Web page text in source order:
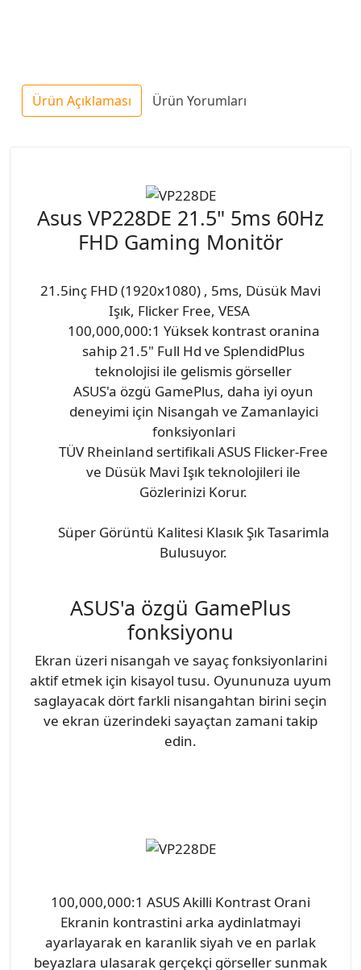
Ürün Açıklaması Ürün Yorumları
Asus VP228DE 21.5" 5ms 60Hz
FHD Gaming Monitör
21.5inç FHD (1920x1080) , 5ms, Düsük Mavi
Işık, Flicker Free, VESA
100,000,000:1 Yüksek kontrast oranina
sahip 21.5" Full Hd ve SplendidPlus
teknolojisi ile gelismis görseller
ASUS'a özgü GamePlus, daha iyi oyun
deneyimi için Nisangah ve Zamanlayici
fonksiyonlari
TÜV Rheinland sertifikali ASUS Flicker-Free
ve Düsük Mavi Işık teknolojileri ile
Gözlerinizi Korur.
Süper Görüntü Kalitesi Klasık Şık Tasarimla
Bulusuyor.
ASUS'a özgü GamePlus
fonksiyonu
Ekran üzeri nisangah ve sayaç fonksiyonlarini
aktif etmek için kisayol tusu. Oyununuza uyum
saglayacak dört farkli nisangahtan birini seçin
ve ekran üzerindeki sayaçtan zamani takip
edin.
100,000,000:1 ASUS Akilli Kontrast Orani
Ekranin kontrastini arka aydinlatmayi
ayarlayarak en karanlik siyah ve en parlak
beyazlara ulasarak gerçekçi görseller sunmak